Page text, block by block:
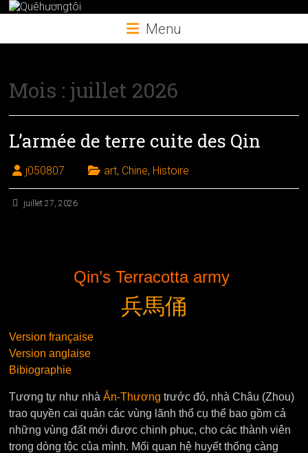
Skip
Menu
Mois :juillet 2026
L’armée de terre cuite des Qin
j050807 art, Chine, Histoire
juillet 27, 2026
Qin’s Terracotta army
兵馬俑
Version française
Version anglaise
Bibiographie
Tương tự như nhàÂn-Thương trước đó, nhà Châu (Zhou)
trao quyền cai quản các vùng lãnh thổ cụ thể bao gồm cả
những vùng đất mới được chinh phục, cho các thành viên
trong dòng tộc của mình. Mối quan hệ huyết thống càng